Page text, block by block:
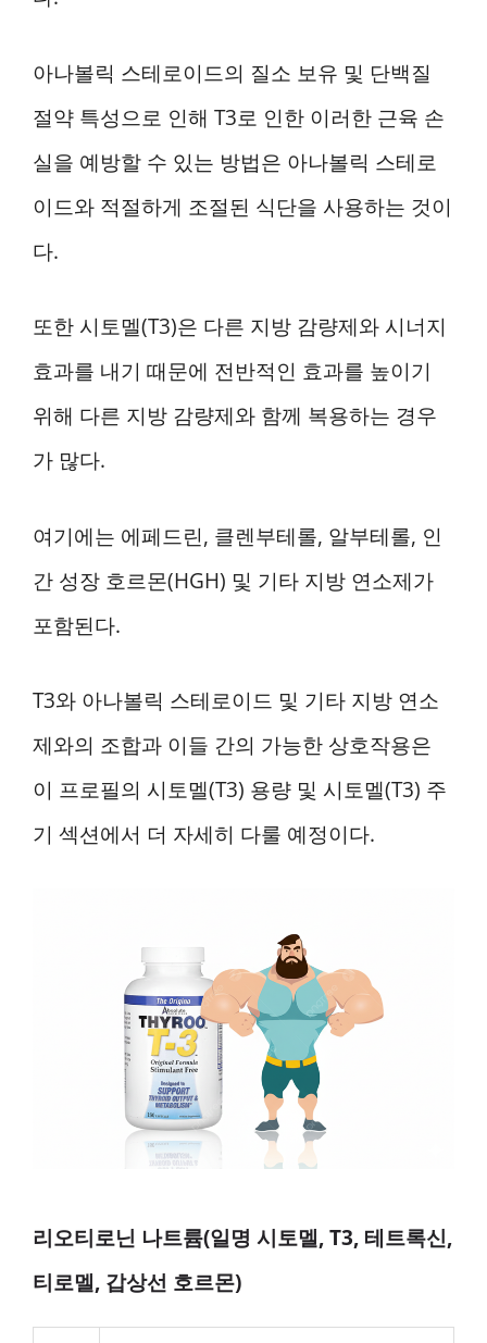
아나볼릭 스테로이드의 질소 보유 및 단백질
절약 특성으로 인해 T3로 인한 이러한 근육 손
실을 예방할 수 있는 방법은 아나볼릭 스테로
이드와 적절하게 조절된 식단을 사용하는 것이
다.
또한 시토멜(T3)은 다른 지방 감량제와 시너지
효과를 내기 때문에 전반적인 효과를 높이기
위해 다른 지방 감량제와 함께 복용하는 경우
가 많다.
여기에는 에페드린, 클렌부테롤, 알부테롤, 인
간 성장 호르몬(HGH) 및 기타 지방 연소제가
포함된다.
T3와 아나볼릭 스테로이드 및 기타 지방 연소
제와의 조합과 이들 간의 가능한 상호작용은
이 프로필의 시토멜(T3) 용량 및 시토멜(T3) 주
기 섹션에서 더 자세히 다룰 예정이다.
리오티로닌 나트륨(일명 시토멜, T3, 테트록신,
티로멜, 갑상선 호르몬)